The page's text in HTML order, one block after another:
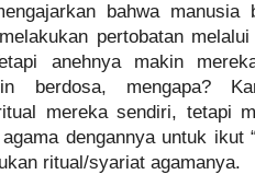
bahwa manusia
pertobatan
anehnya makin
berdosa, mengapa?
mereka sendiri, tetapi
dengannya untuk ikut
ritual/syariat agamanya.